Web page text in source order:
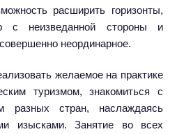
расширить горизонты,
с неизведанной стороны и
неординарное.
желаемое на практике
туризмом, знакомиться с
разных стран, наслаждаясь
изысками. Занятие во всех